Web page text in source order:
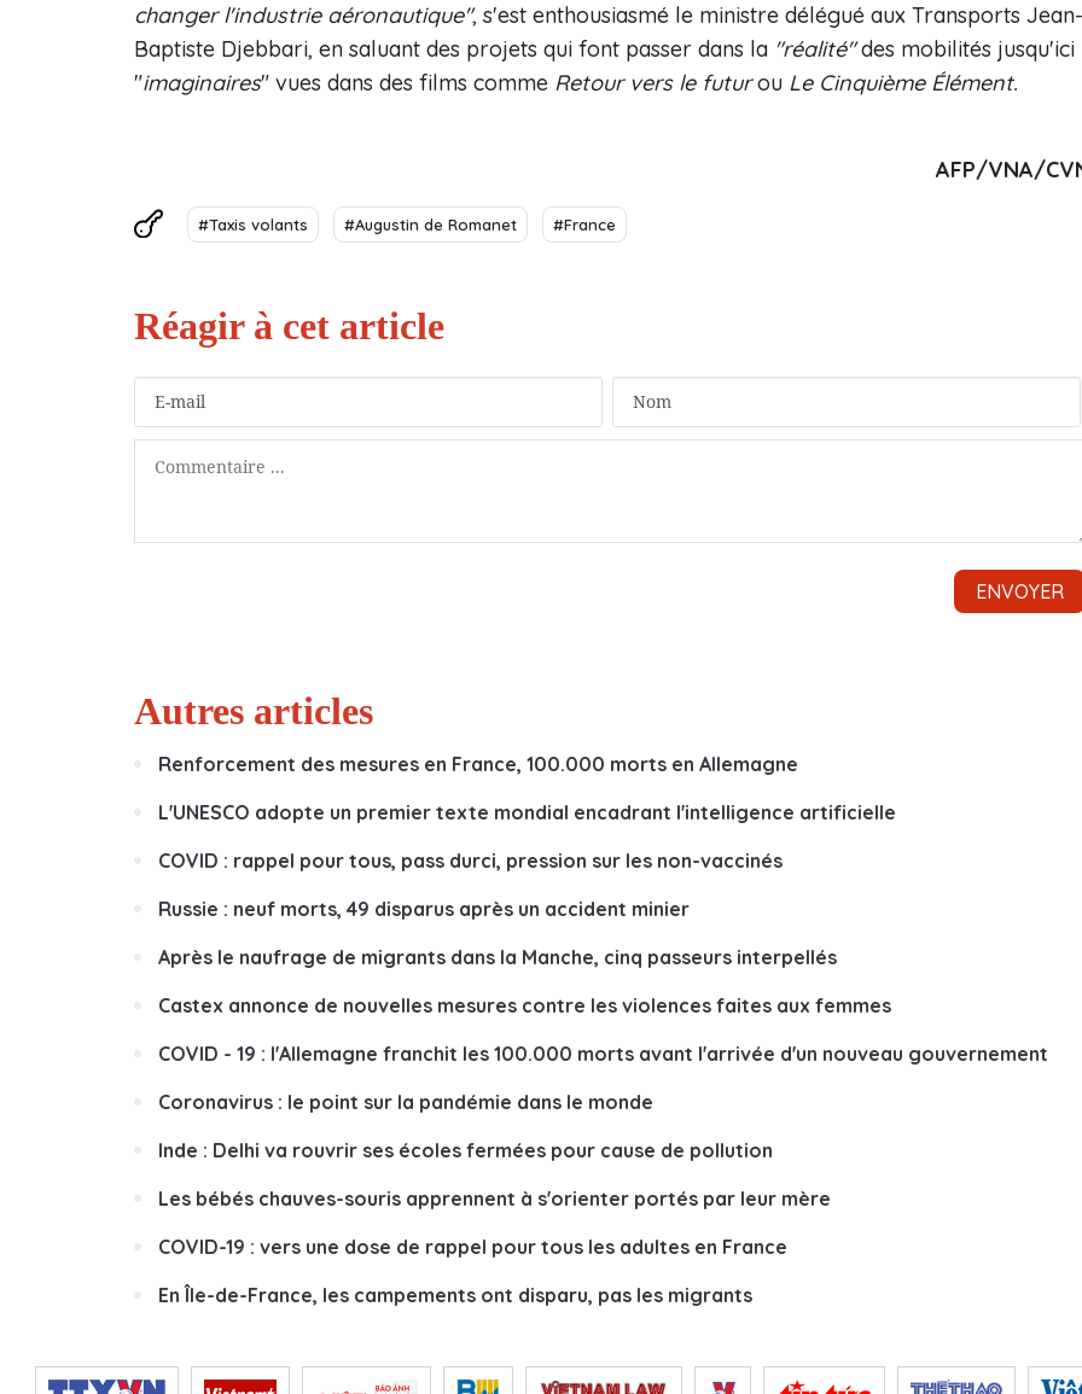
changer l'industrie aéronautique", s'est enthousiasmé le ministre délégué aux Transports Jean-
Baptiste Djebbari, en saluant des projets qui font passer dans la "réalité"des mobilités jusqu'ici
"imaginaires" vues dans des films comme Retour vers le futurou Le Cinquième Élément.
AFP/VNA/
#Taxis volants #Augustin de Romanet #France
Autres articles
Renforcement des mesures en France, 100.000 morts en Allemagne
L'UNESCO adopte un premier texte mondial encadrant l'intelligence artificielle
COVID : rappel pour tous, pass durci, pression sur les non-vaccinés
Russie : neuf morts, 49 disparus après un accident minier
Après le naufrage de migrants dans la Manche, cinq passeurs interpellés
Castex annonce de nouvelles mesures contre les violences faites aux femmes
COVID - 19 : l'Allemagne franchit les 100.000 morts avant l'arrivée d'un nouveau gouvernement
Coronavirus : le point sur la pandémie dans le monde
Inde : Delhi va rouvrir ses écoles fermées pour cause de pollution
Les bébés chauves-souris apprennent à s'orienter portés par leur mère
COVID-19 : vers une dose de rappel pour tous les adultes en France
En Île-de-France, les campements ont disparu, pas les migrants